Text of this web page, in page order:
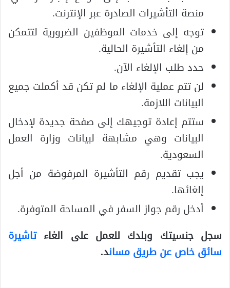
منصة التأشيرات الصادرة عبر الإنترنت.
توجه إلى خدمات الموظفين الضرورية لتتمكن
من إلغاء التأشيرة الحالية.
حدد طلب الإلغاء الآن.
لن تتم عملية الإلغاء ما لم تكن قد أكملت جميع
البيانات اللازمة.
ستتم إعادة توجيهك إلى صفحة جديدة لإدخال
البيانات وهي مشابهة لبيانات وزارة العمل
السعودية.
يجب تقديم رقم التأشيرة المرفوضة من أجل
إلغائها.
أدخل رقم جواز السفر في المساحة المتوفرة.
سجل جنسيتك وبلدك للعمل على الغاء تاشيرة
سائق خاص عن طريق مساند.